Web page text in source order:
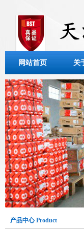
网站首页 关
产品中心 Product